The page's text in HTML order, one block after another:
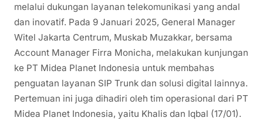
melalui dukungan layanan telekomunikasi yang andal
dan inovatif. Pada 9 Januari 2025, General Manager
Witel Jakarta Centrum, Muskab Muzakkar, bersama
Account Manager Firra Monicha, melakukan kunjungan
ke PT Midea Planet Indonesia untuk membahas
penguatan layanan SIP Trunk dan solusi digital lainnya.
Pertemuan ini juga dihadiri oleh tim operasional dari PT
Midea Planet Indonesia, yaitu Khalis dan Iqbal (17/01).